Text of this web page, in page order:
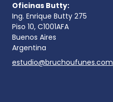
Oficinas Butty:
Ing. Enrique Butty 275
Piso 10, C1001AFA
Buenos Aires
Argentina
estudio@bruchoufunes.com